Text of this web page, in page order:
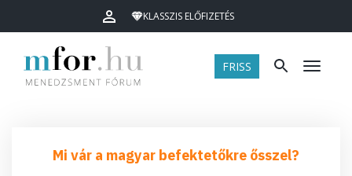
KLASSZIS ELŐFIZETÉS
FRISS Menü
Mi vár a magyar befektetőkre ősszel?